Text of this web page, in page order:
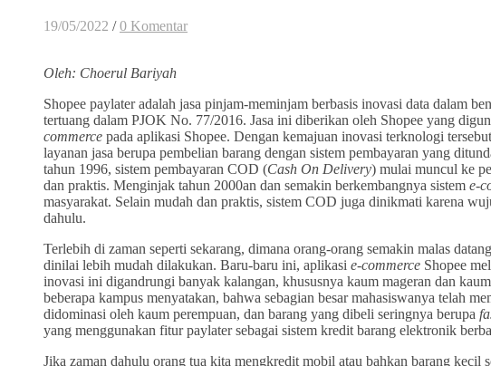
19/05/2022 / 0 Komentar
Oleh: Choerul Bariyah
Shopee paylater adalah jasa pinjam-meminjam berbasis inovasi data dalam
tertuang dalam PJOK No. 77/2016. Jasa ini diberikan oleh Shopee yang
commerce pada aplikasi Shopee. Dengan kemajuan inovasi terknologi
layanan jasa berupa pembelian barang dengan sistem pembayaran yang
tahun 1996, sistem pembayaran COD (Cash On Delivery) mulai muncul ke
dan praktis. Menginjak tahun 2000an dan semakin berkembangnya sistem e-
masyarakat. Selain mudah dan praktis, sistem COD juga dinikmati karena
dahulu.
Terlebih di zaman seperti sekarang, dimana orang-orang semakin malas
dinilai lebih mudah dilakukan. Baru-baru ini, aplikasi e-commerce Shopee
inovasi ini digandrungi banyak kalangan, khususnya kaum mageran dan
beberapa kampus menyatakan, bahwa sebagian besar mahasiswanya telah
didominasi oleh kaum perempuan, dan barang yang dibeli seringnya berupa
yang menggunakan fitur paylater sebagai sistem kredit barang elektronik
Jika zaman dahulu orang tua kita mengkredit mobil atau bahkan barang kecil